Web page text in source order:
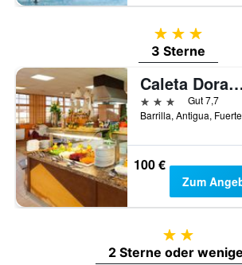
3 Sterne
3 Sterne
Caleta
3 Sterne
Gut 7,7
100 €
Zum
2 Sterne
2 Sterne oder